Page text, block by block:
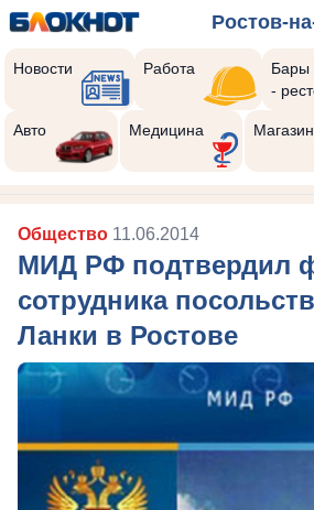
Ростов-
Новости Работа
Бары
-
Авто Медицина
Общество 11.06.2014
МИД РФ подтвердил
сотрудника
Ланки в Ростове